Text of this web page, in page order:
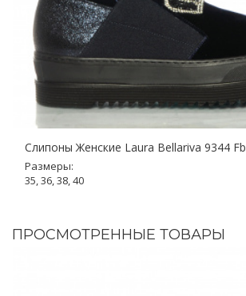
Слипоны Женские Laura Bellariva 9344 Fb
Размеры:
35, 36, 38, 40
ПРОСМОТРЕННЫЕ ТОВАРЫ